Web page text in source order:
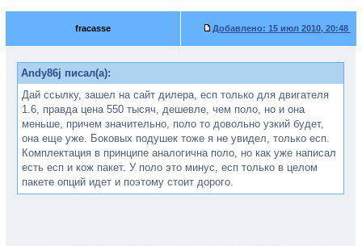
fracasse Добавлено: 15 июл 2010, 20:48
Andy86j писал(а):
Дай ссылку, зашел на сайт дилера, есп только для двигателя
1.6, правда цена 550 тысяч, дешевле, чем поло, но и она
меньше, причем значительно, поло то довольно узкий будет,
она еще уже. Боковых подушек тоже я не увидел, только есп.
Комплектация в принципе аналогична поло, но как уже написал
есть есп и кож пакет. У поло это минус, есп только в целом
пакете опций идет и поэтому стоит дорого.